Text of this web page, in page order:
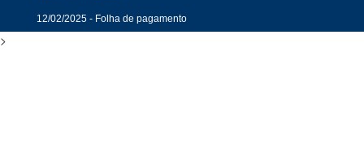
12/02/2025 - Folha de pagamento
>